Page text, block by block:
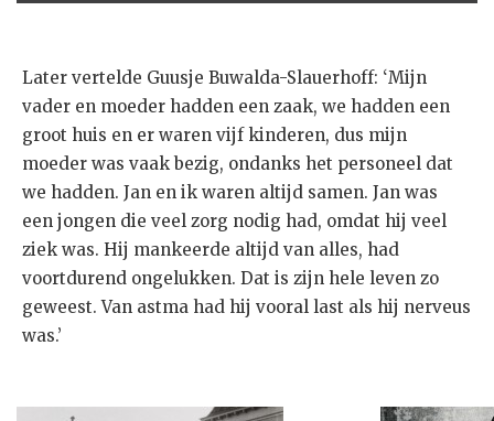
Later vertelde Guusje Buwalda-Slauerhoff: ‘Mijn
vader en moeder hadden een zaak, we hadden een
groot huis en er waren vijf kinderen, dus mijn
moeder was vaak bezig, ondanks het personeel dat
we hadden. Jan en ik waren altijd samen. Jan was
een jongen die veel zorg nodig had, omdat hij veel
ziek was. Hij mankeerde altijd van alles, had
voortdurend ongelukken. Dat is zijn hele leven zo
geweest. Van astma had hij vooral last als hij nerveus
was.’